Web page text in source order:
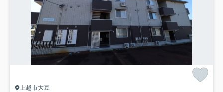
上越市大豆